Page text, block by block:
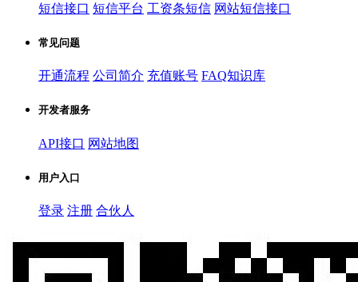
短信接口 短信平台 工资条短信 网站短信接口
常见问题
开通流程 公司简介 充值账号 FAQ知识库
开发者服务
API接口 网站地图
用户入口
登录 注册 合伙人